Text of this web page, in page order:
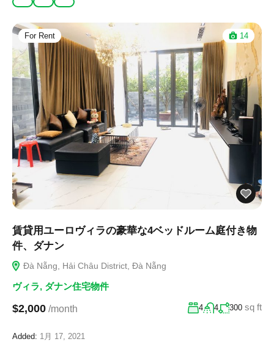
For Rent 14
賃貸用ユーロヴィラの豪華な4ベッドルーム庭付き物
件、ダナン
Đà Nẵng, Hải Châu District, Đà Nẵng
ヴィラ, ダナン住宅物件
$2,000 /month 4 4 300 sq ft
Added: 1月 17, 2021